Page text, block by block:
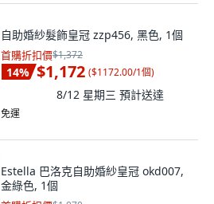
自助婚紗髮飾皇冠 zzp456, 黑色, 1個
首購折扣價$1,372
14% $1,172 ($1172.00/1個)
8/12 星期三 預計送達
免運
Estella 巴洛克自助婚紗皇冠 okd007,
金綠色, 1個